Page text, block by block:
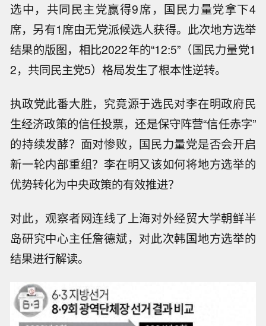
选中，共同民主党赢得9席，国民力量党拿下4
席，另有1席由无党派候选人获得。此次地方选举
结果的版图，相比2022年的“12:5”（国民力量党1
2，共同民主党5）格局发生了根本性逆转。
执政党此番大胜，究竟源于选民对李在明政府民
生经济政策的信任投票，还是保守阵营“信任赤字”
的持续发酵？面对惨败，国民力量党是否会开启
新一轮内部重组？李在明又该如何将地方选举的
优势转化为中央政策的有效推进？
对此，观察者网连线了上海对外经贸大学朝鲜半
岛研究中心主任詹德斌，对此次韩国地方选举的
结果进行解读。